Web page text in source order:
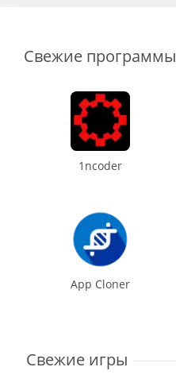
Свежие программы
1ncoder
App Cloner
Свежие игры